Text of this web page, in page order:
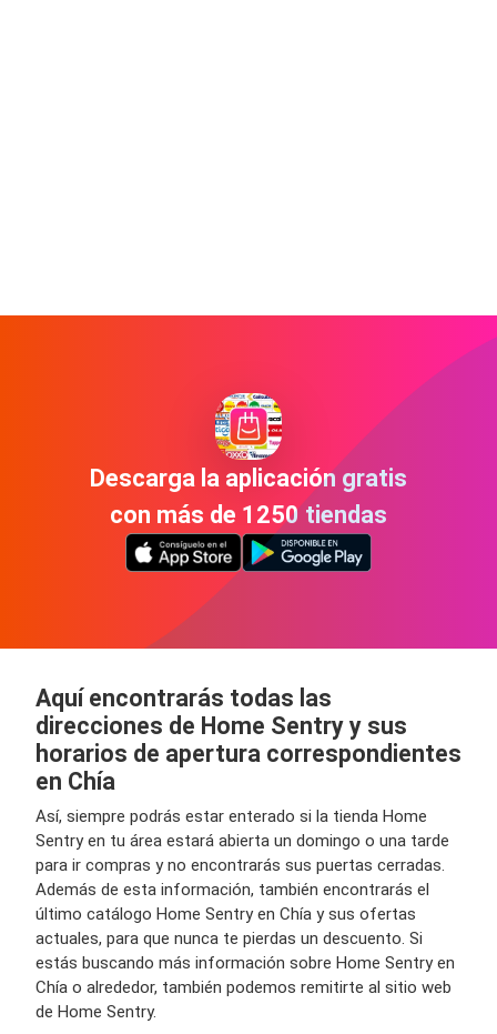
Descarga la aplicación gratis
con más de 1250 tiendas
Aquí encontrarás todas las
direcciones de Home Sentry y sus
horarios de apertura correspondientes
en Chía
Así, siempre podrás estar enterado si la tienda Home
Sentry en tu área estará abierta un domingo o una tarde
para ir compras y no encontrarás sus puertas cerradas.
Además de esta información, también encontrarás el
último catálogo Home Sentry en Chía y sus ofertas
actuales, para que nunca te pierdas un descuento. Si
estás buscando más información sobre Home Sentry en
Chía o alrededor, también podemos remitirte al sitio web
de Home Sentry.